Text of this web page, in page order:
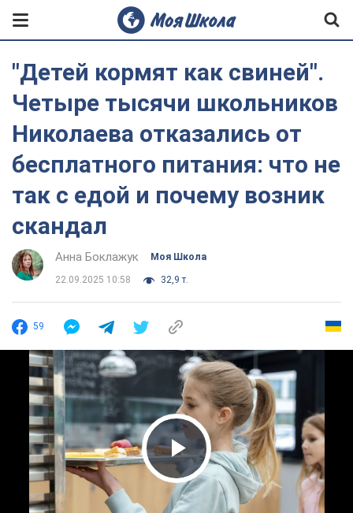
"Детей кормят как свиней".
Четыре тысячи школьников
Николаева отказались от
бесплатного питания: что не
так с едой и почему возник
скандал
Анна Боклажук Моя Школа
22.09.2025 10:58 32,9 т.
59
Play Video